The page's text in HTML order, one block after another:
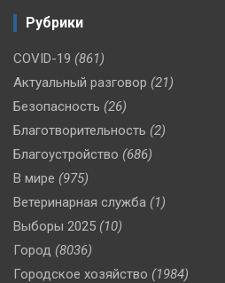
Рубрики
COVID-19 (861)
Актуальный разговор (21)
Безопасность (26)
Благотворительность (2)
Благоустройство (686)
В мире (975)
Ветеринарная служба (1)
Выборы 2025 (10)
Город (8036)
Городское хозяйство (1984)